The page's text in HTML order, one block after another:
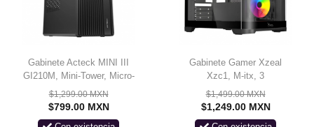
Gabinete Acteck MINI III
GI210M, Mini-Tower, Micro-
ATX/Mini-ITX, USB 2.0,
con Fuente de 500W, sin
$1,299.00 MXN
$799.00 MXN
Gabinete Gamer Xzeal
Xzc1, M-itx, 3
Ventiladores, Panel Curvo,
Color Negro
$1,499.00 MXN
$1,249.00 MXN